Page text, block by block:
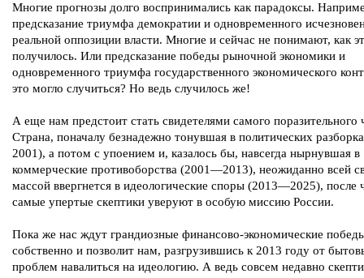
Многие прогнозы долго воспринимались как парадоксы.
предсказание триумфа демократии и одновременного
реальной оппозиции власти. Многие и сейчас не понимают, как
получилось. Или предсказание победы рыночной экономики и
одновременного триумфа государственного экономического
это могло случиться? Но ведь случилось же!
А еще нам предстоит стать свидетелями самого поразительного
Страна, поначалу безнадежно тонувшая в политических
2001), а потом с упоением и, казалось бы, навсегда нырнувшая в
коммерческие противоборства (2001—2013), неожиданно всей
массой ввергнется в идеологические споры (2013—2025), после
самые упертые скептики уверуют в особую миссию России.
Пока же нас ждут грандиозные финансово-экономические
собственно и позволит нам, разгрузившись к 2013 году от
проблем навалиться на идеологию. А ведь совсем недавно